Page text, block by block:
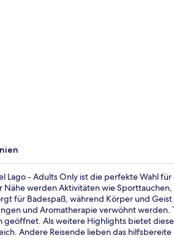
Lago - Adults Only ist die perfekte Wahl
Nähe werden Aktivitäten wie
für Badespaß, während Körper und
und Aromatherapie verwöhnt werden.
Als weitere Highlights bietet
Andere Reisende lieben das hilfsbereite